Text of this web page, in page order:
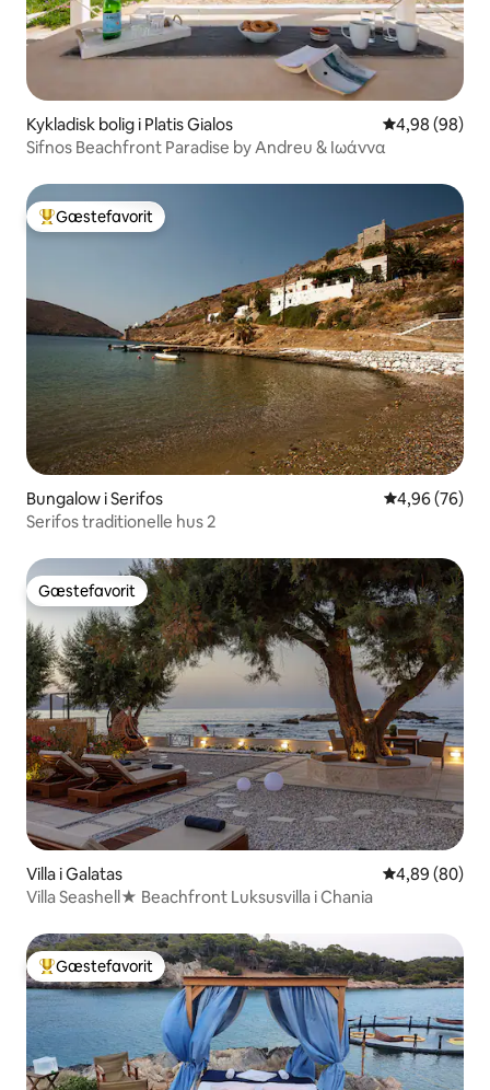
Kykladisk bolig i Platis Gialos 4,98 ud af 5 i
4,98 (98)
Sifnos Beachfront Paradise by Andreu & Ιωάννα
Bedste gæstefavorit
Gæstefavorit
Bungalow i Serifos 4,96 ud af 5 i
4,96 (76)
Serifos traditionelle hus 2
Gæstefavorit
Gæstefavorit
Villa i Galatas 4,89 ud af 5 i
4,89 (80)
Villa Seashell★ Beachfront Luksusvilla i Chania
Bedste gæstefavorit
Gæstefavorit